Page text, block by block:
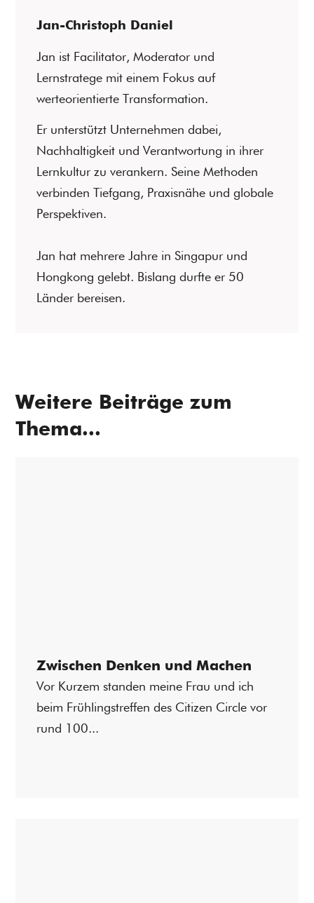
Jan-Christoph Daniel
Jan ist Facilitator, Moderator und
Lernstratege mit einem Fokus auf
werteorientierte Transformation.
Er unterstützt Unternehmen dabei,
Nachhaltigkeit und Verantwortung in ihrer
Lernkultur zu verankern. Seine Methoden
verbinden Tiefgang, Praxisnähe und globale
Perspektiven.
Jan hat mehrere Jahre in Singapur und
Hongkong gelebt. Bislang durfte er 50
Länder bereisen.
Weitere Beiträge zum
Thema...
Zwischen Denken und Machen
Vor Kurzem standen meine Frau und ich
beim Frühlingstreffen des Citizen Circle vor
rund 100...